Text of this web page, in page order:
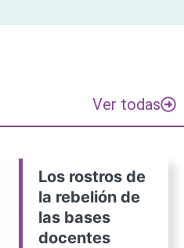
Ver todas
Los rostros de
la rebelión de
las bases
docentes